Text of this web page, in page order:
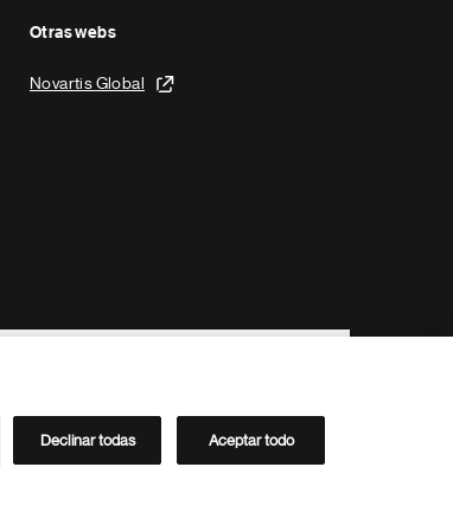
Otras webs
Novartis Global
Directorio de Novartis
Declinar todas Aceptar todo